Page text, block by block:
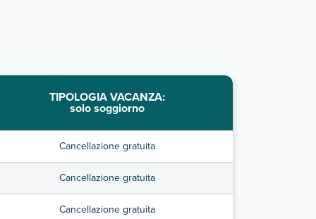
TIPOLOGIA VACANZA:
solo soggiorno
Cancellazione gratuita
Cancellazione gratuita
Cancellazione gratuita